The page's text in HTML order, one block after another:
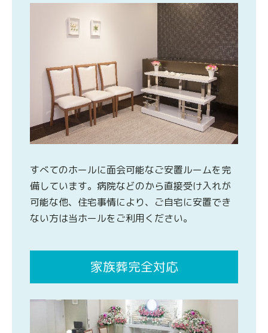
すべてのホールに面会可能なご安置ルームを完
備しています。病院などのから直接受け入れが
可能な他、住宅事情により、ご自宅に安置でき
ない方は当ホールをご利用ください。
家族葬完全対応